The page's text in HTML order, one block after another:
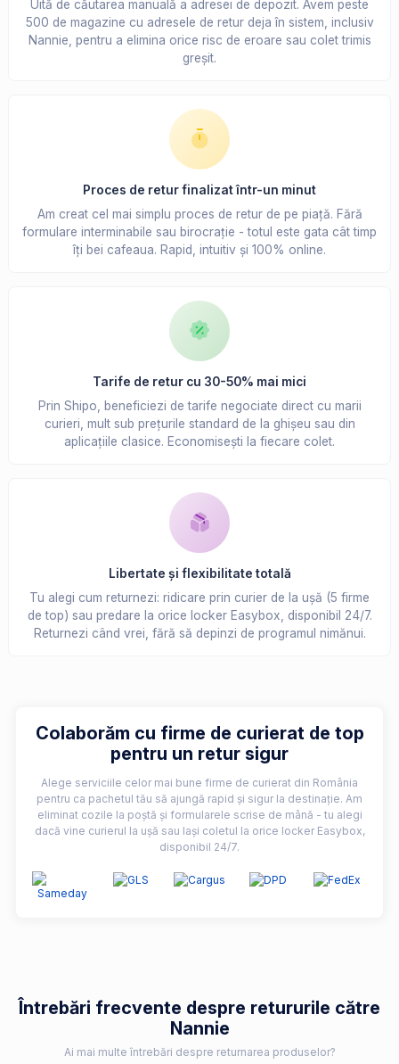
Uită de căutarea manuală a adresei de depozit. Avem peste
500 de magazine cu adresele de retur deja în sistem, inclusiv
Nannie, pentru a elimina orice risc de eroare sau colet trimis
greșit.
Proces de retur finalizat într-un minut
Am creat cel mai simplu proces de retur de pe piață. Fără
formulare interminabile sau birocrație - totul este gata cât timp
îți bei cafeaua. Rapid, intuitiv și 100% online.
Tarife de retur cu 30-50% mai mici
Prin Shipo, beneficiezi de tarife negociate direct cu marii
curieri, mult sub prețurile standard de la ghișeu sau din
aplicațiile clasice. Economisești la fiecare colet.
Libertate și flexibilitate totală
Tu alegi cum returnezi: ridicare prin curier de la ușă (5 firme
de top) sau predare la orice locker Easybox, disponibil 24/7.
Returnezi când vrei, fără să depinzi de programul nimănui.
Colaborăm cu firme de curierat de top
pentru un retur sigur
Alege serviciile celor mai bune firme de curierat din România
pentru ca pachetul tău să ajungă rapid și sigur la destinație. Am
eliminat cozile la poștă și formularele scrise de mână - tu alegi
dacă vine curierul la ușă sau lași coletul la orice locker Easybox,
disponibil 24/7.
Întrebări frecvente despre retururile către
Nannie
Ai mai multe întrebări despre returnarea produselor?